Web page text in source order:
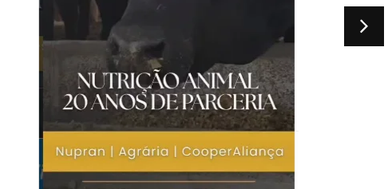
Guarapuava viveu um dia histórico de investimentos
e avanços em infraestrutura